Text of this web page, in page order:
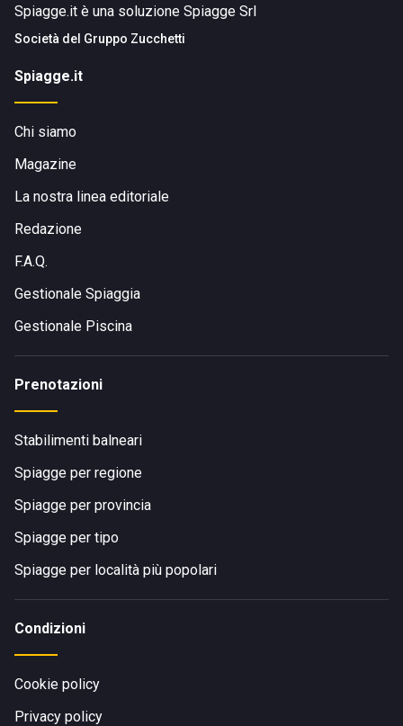
Spiagge.it è una soluzione Spiagge Srl
Società del Gruppo Zucchetti
Spiagge.it
Chi siamo
Magazine
La nostra linea editoriale
Redazione
F.A.Q.
Gestionale Spiaggia
Gestionale Piscina
Prenotazioni
Stabilimenti balneari
Spiagge per regione
Spiagge per provincia
Spiagge per tipo
Spiagge per località più popolari
Condizioni
Cookie policy
Privacy policy